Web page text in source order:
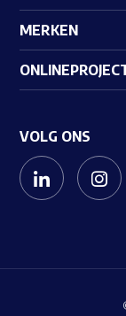
MERKEN
VOLG ONS